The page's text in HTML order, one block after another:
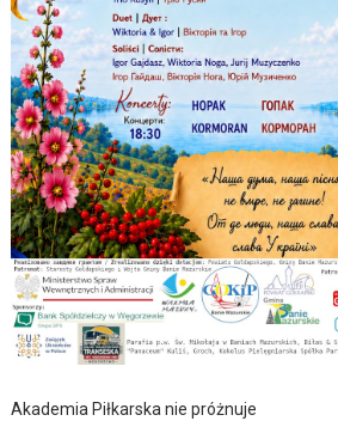
Akademia Piłkarska nie próżnuje